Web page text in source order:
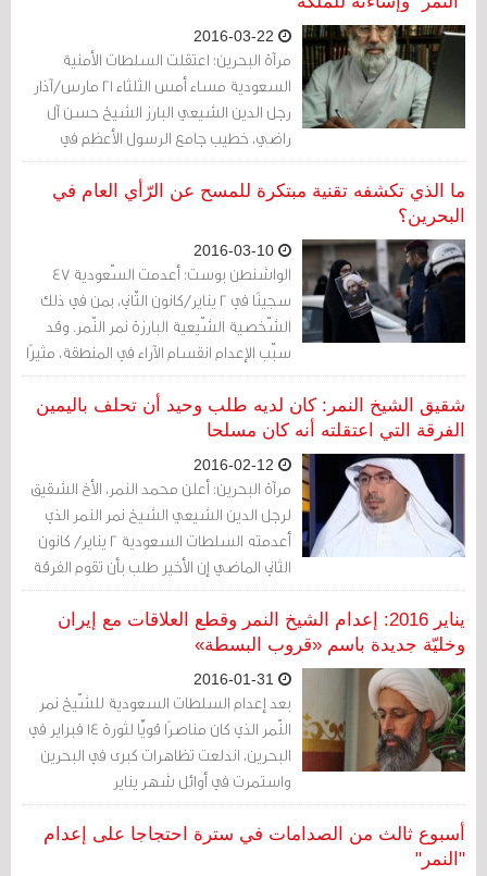
مرآة البحرين: اعتقلت السلطات الأمنية
السعودية مساء أمس الثلثاء 21 مارس/آذار
رجل الدين الشيعي البارز الشيخ حسن آل
راضي، خطيب جامع الرسول الأعظم في
منطقة العمران بالأحساء شرقي المملكة.
ما الذي تكشفه تقنية مبتكرة للمسح عن الرّأي العام في
البحرين؟
الواشنطن بوست: أعدمت السّعودية 47
سجينًا في 2 يناير/كانون الثّاني، بمن في ذلك
الشّخصية الشّيعية البارزة نمر النّمر. وقد
سبّب الإعدام انقسام الآراء في المنطقة، مثيرًا
احتجاجات غاضبة ومُبَلوِرًا خطابًا طائفيًا. لكن
ما الذي نعرفه حقًا عما شعر به الجمهور الأكبر
بشأن هذا الحدث المثير للجدل؟ كيف كان
شعور الجمهور، في البحرين المجاورة،
بأغلبيته الشّيعية، حيال إعدام مثل هذه
الشّخصية الشّيعية البارزة؟
شقيق الشيخ النمر: كان لديه طلب وحيد أن تحلف باليمين
الفرقة التي اعتقلته أنه كان مسلحا
مرآة البحرين: أعلن محمد النمر، الأخ الشقيق
لرجل الدين الشيعي الشيخ نمر النمر الذي
أعدمته السلطات السعودية 2 يناير/ كانون
الثاني الماضي إن الأخير طلب بأن تقوم الفرقة
الأمنية التي ألقت القبض عليه بحلف اليمين
أنها ألقت القبض عليه مسلحا، إلا أن
السلطات رفضت ذلك.
يناير 2016: إعدام الشيخ النمر وقطع العلاقات مع إيران
وخليّة جديدة باسم «قروب البسطة»
بعد إعدام السلطات السعودية للشّيخ نمر
النّمر الذي كان مناصرًا قويًّا لثورة 14 فبراير في
البحرين، اندلعت تظاهرات كبرى في البحرين
واستمرت في أوائل شهر يناير
أسبوع ثالث من الصدامات في سترة احتجاجا على إعدام
"النمر"